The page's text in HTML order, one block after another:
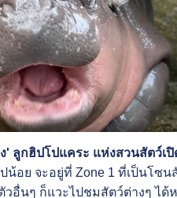
ลูกฮิปโปแคระ แห่งสวนสัตว์เปิ
ปน้อย จะอยู่ที่ Zone 1 ที่เป็นโซ
วอื่นๆ ก็แวะไปชมสัตว์ต่างๆ ไ